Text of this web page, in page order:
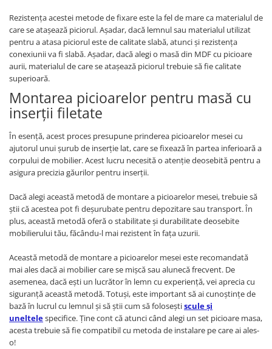
Rezistența acestei metode de fixare este la fel de mare ca materialul de
care se atașează piciorul. Așadar, dacă lemnul sau materialul utilizat
pentru a atasa piciorul este de calitate slabă, atunci și rezistența
conexiunii va fi slabă. Așadar, dacă alegi o masă din MDF cu picioare
aurii, materialul de care se atașează piciorul trebuie să fie calitate
superioară.
Montarea picioarelor pentru masă cu
inserții filetate
În esență, acest proces presupune prinderea picioarelor mesei cu
ajutorul unui șurub de inserție lat, care se fixează în partea inferioară a
corpului de mobilier. Acest lucru necesită o atenție deosebită pentru a
asigura precizia găurilor pentru inserții.
Dacă alegi această metodă de montare a picioarelor mesei, trebuie să
știi că acestea pot fi deșurubate pentru depozitare sau transport. În
plus, această metodă oferă o stabilitate și durabilitate deosebite
mobilierului tău, făcându-l mai rezistent în fața uzurii.
Această metodă de montare a picioarelor mesei este recomandată
mai ales dacă ai mobilier care se mișcă sau alunecă frecvent. De
asemenea, dacă ești un lucrător în lemn cu experiență, vei aprecia cu
siguranță această metodă. Totuși, este important să ai cunoștințe de
bază în lucrul cu lemnul și să știi cum să foloseștiscule și
uneltelespecifice. Ține cont că atunci când alegi un set picioare masa,
acesta trebuie să fie compatibil cu metoda de instalare pe care ai ales-
o!